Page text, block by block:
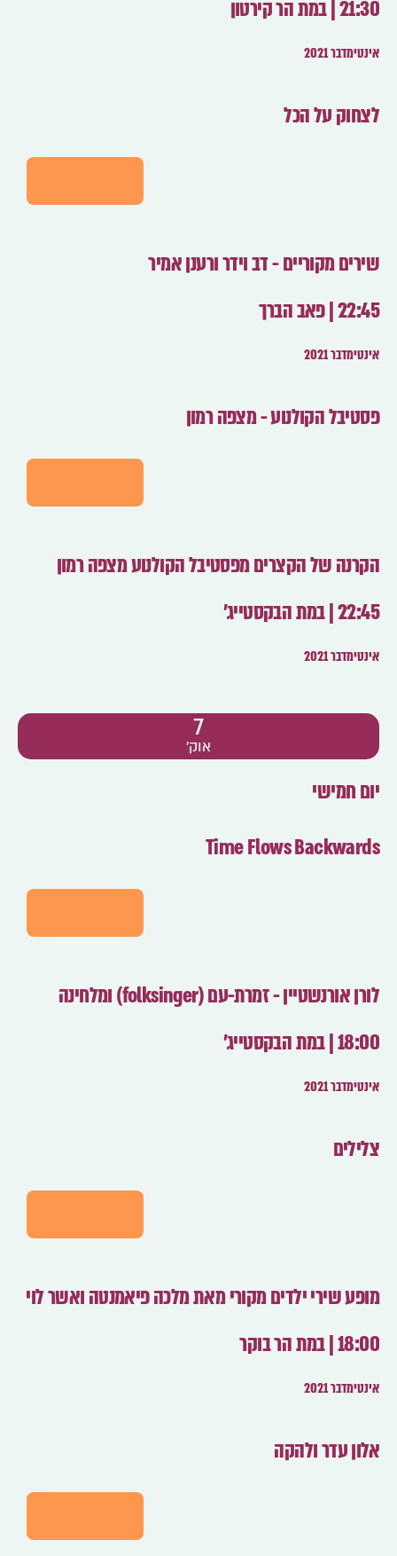
21:30 | במת הר קירטון
אינטימדבר 2021
לצחוק על הכל
שירים מקוריים - דב וידר ורענן אמיר
22:45 | פאב הברך
אינטימדבר 2021
פסטיבל הקולנוע - מצפה רמון
הקרנה של הקצרים מפסטיבל הקולנוע מצפה רמון
22:45 | במת הבקסטייג'
אינטימדבר 2021
7
אוק'
יום חמישי
Time Flows Backwards
לורן אורנשטיין - זמרת-עם (folksinger) ומלחינה
18:00 | במת הבקסטייג'
אינטימדבר 2021
צלילים
מופע שירי ילדים מקורי מאת מלכה פיאמנטה ואשר לוי
18:00 | במת הר בוקר
אינטימדבר 2021
אלון עדר ולהקה